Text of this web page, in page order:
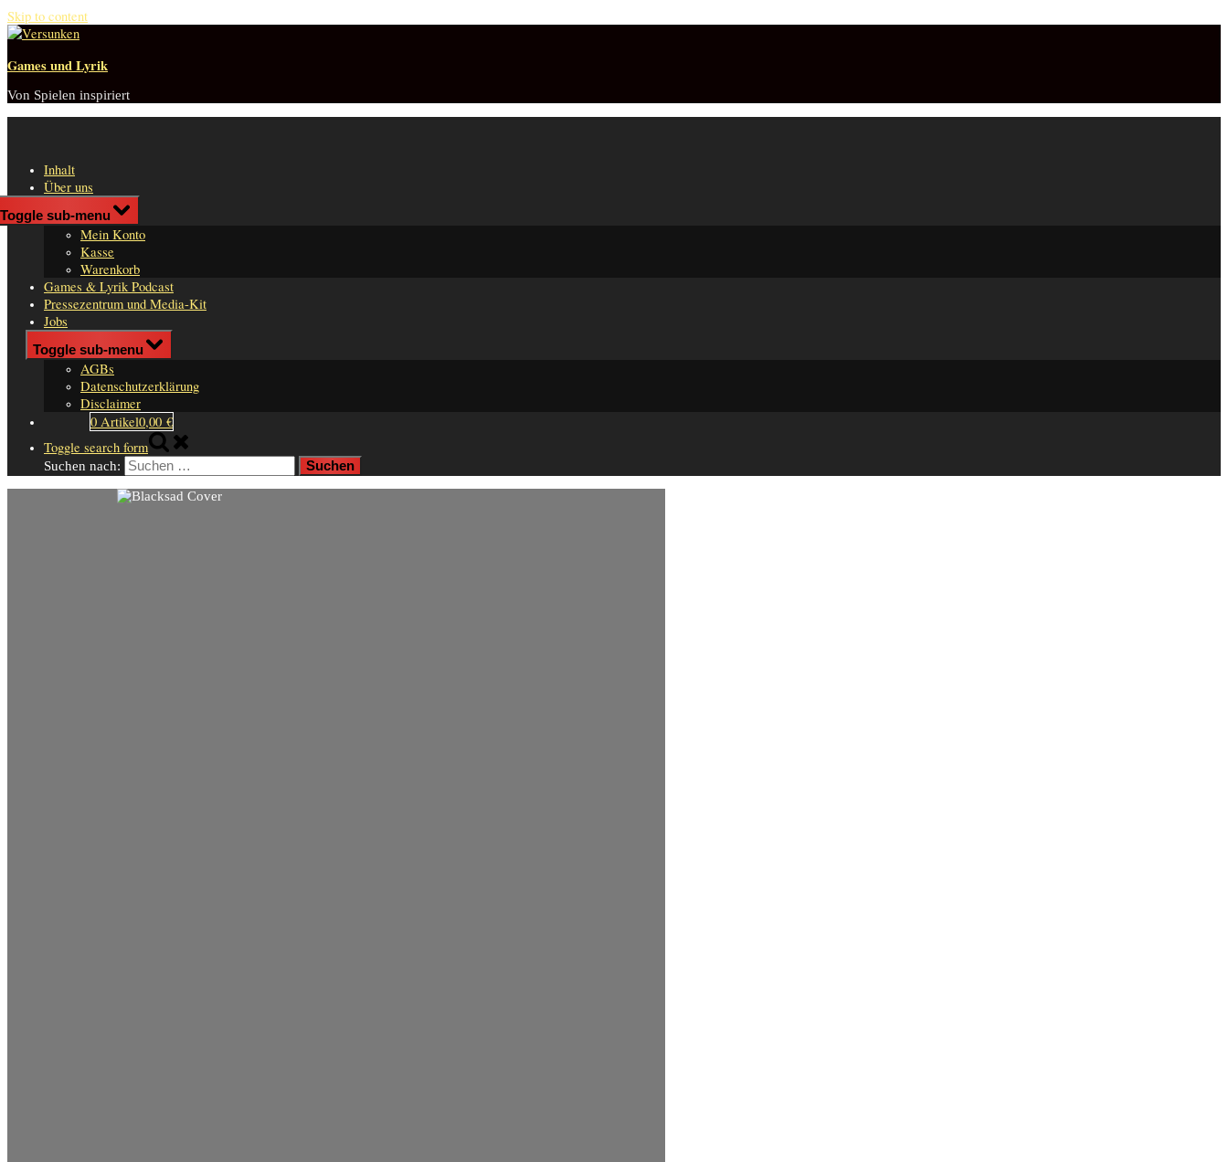
Skip to content
Games und Lyrik
Von Spielen inspiriert
Inhalt
Über uns
Shop
Toggle sub-menu
Mein Konto
Kasse
Warenkorb
Games & Lyrik Podcast
Pressezentrum und Media-Kit
Jobs
Impressum
Toggle sub-menu
AGBs
Datenschutzerklärung
Disclaimer
0 Artikel0,00 €
Toggle search form
Suchen nach: